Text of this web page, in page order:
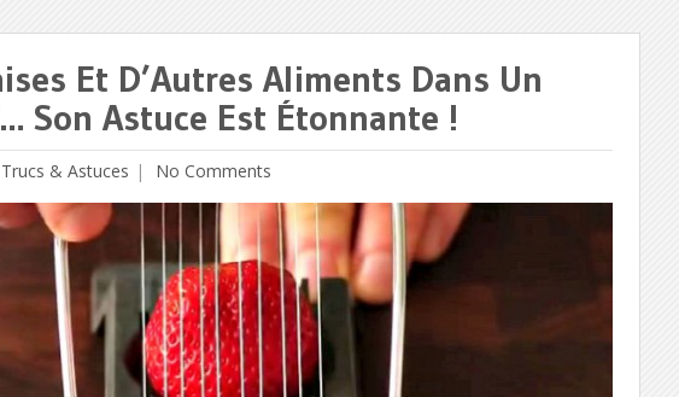
Et D’Autres Aliments Dans Un
Son Astuce Est Étonnante !
Trucs & Astuces No Comments